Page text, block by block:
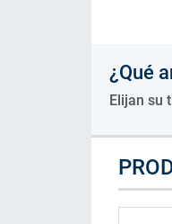
¿Qué
Elijan su